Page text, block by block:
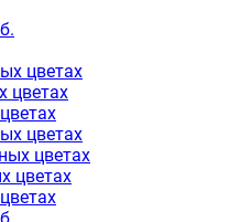
цветах
цветах
цветах
цветах
цветах